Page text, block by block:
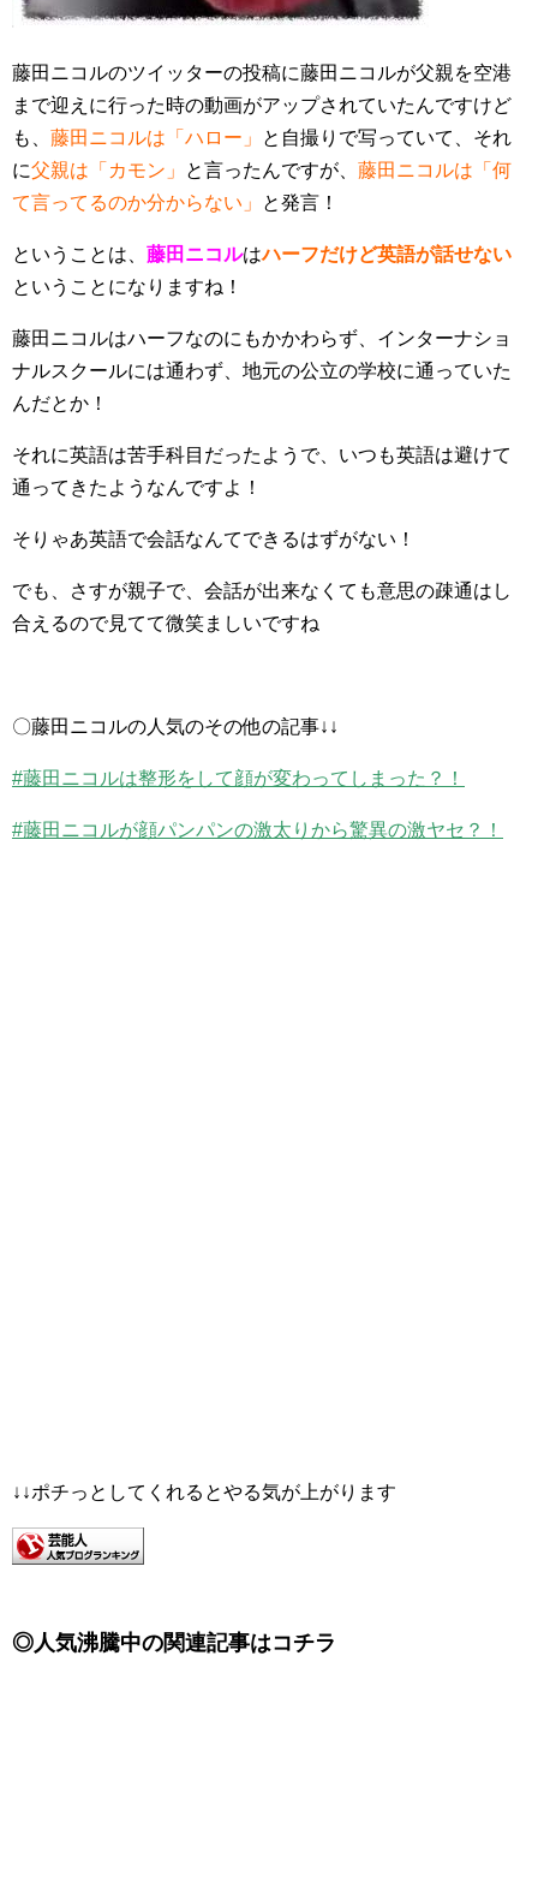
藤田ニコルのツイッターの投稿に藤田ニコルが父親を空港
まで迎えに行った時の動画がアップされていたんですけど
も、 藤田ニコルは「ハロー」
と自撮りで写っていて、それ
に父親は「カモン」 と言ったんですが、 藤田ニコルは「何
て言ってるのか分からない」
と発言！
ということは、 藤田ニコルはハーフだけど英語が話せない
ということになりますね！
藤田ニコルはハーフなのにもかかわらず、インターナショ
ナルスクールには通わず、地元の公立の学校に通っていた
んだとか！
それに英語は苦手科目だったようで、いつも英語は避けて
通ってきたようなんですよ！
そりゃあ英語で会話なんてできるはずがない！
でも、さすが親子で、会話が出来なくても意思の疎通はし
合えるので見てて微笑ましいですね
〇藤田ニコルの人気のその他の記事↓↓
#藤田ニコルは整形をして顔が変わってしまった？！
#藤田ニコルが顔パンパンの激太りから驚異の激ヤセ？！
↓↓ポチっとしてくれるとやる気が上がります
◎人気沸騰中の関連記事はコチラ